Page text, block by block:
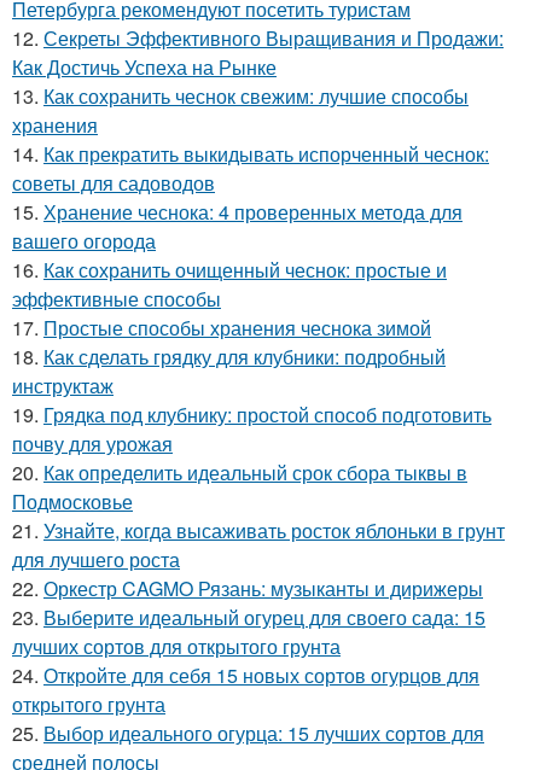
Петербурга рекомендуют посетить туристам
12. Секреты Эффективного Выращивания и Продажи:
Как Достичь Успеха на Рынке
13. Как сохранить чеснок свежим: лучшие способы
хранения
14. Как прекратить выкидывать испорченный чеснок:
советы для садоводов
15. Хранение чеснока: 4 проверенных метода для
вашего огорода
16. Как сохранить очищенный чеснок: простые и
эффективные способы
17. Простые способы хранения чеснока зимой
18. Как сделать грядку для клубники: подробный
инструктаж
19. Грядка под клубнику: простой способ подготовить
почву для урожая
20. Как определить идеальный срок сбора тыквы в
Подмосковье
21. Узнайте, когда высаживать росток яблоньки в грунт
для лучшего роста
22. Оркестр CAGMO Рязань: музыканты и дирижеры
23. Выберите идеальный огурец для своего сада: 15
лучших сортов для открытого грунта
24. Откройте для себя 15 новых сортов огурцов для
открытого грунта
25. Выбор идеального огурца: 15 лучших сортов для
средней полосы